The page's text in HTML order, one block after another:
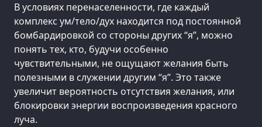
В условиях перенаселенности, где каждый
комплекс ум/тело/дух находится под постоянной
бомбардировкой со стороны других “я”, можно
понять тех, кто, будучи особенно
чувствительными, не ощущают желания быть
полезными в служении другим “я”. Это также
увеличит вероятность отсутствия желания, или
блокировки энергии воспроизведения красного
луча.